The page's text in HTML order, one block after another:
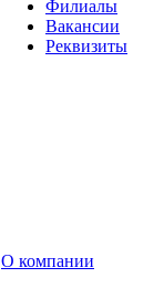
Филиалы
Вакансии
Реквизиты
О компании